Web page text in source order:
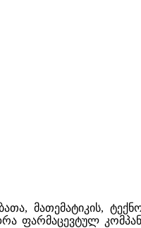
მათემატიკის,
ფარმაცევტულ